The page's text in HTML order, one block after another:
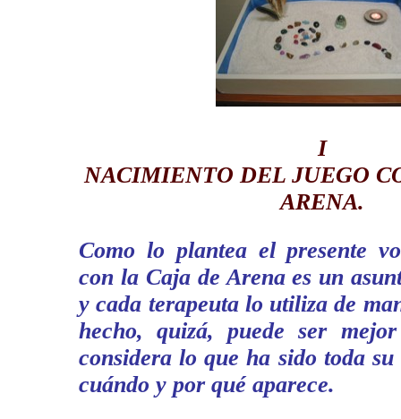
I
NACIMIENTO DEL JUEGO
ARENA.
Como lo plantea el presente
con la Caja de Arena es un
y cada terapeuta lo utiliza de
hecho, quizá, puede ser
considera lo que ha sido toda
cuándo y por qué aparece.